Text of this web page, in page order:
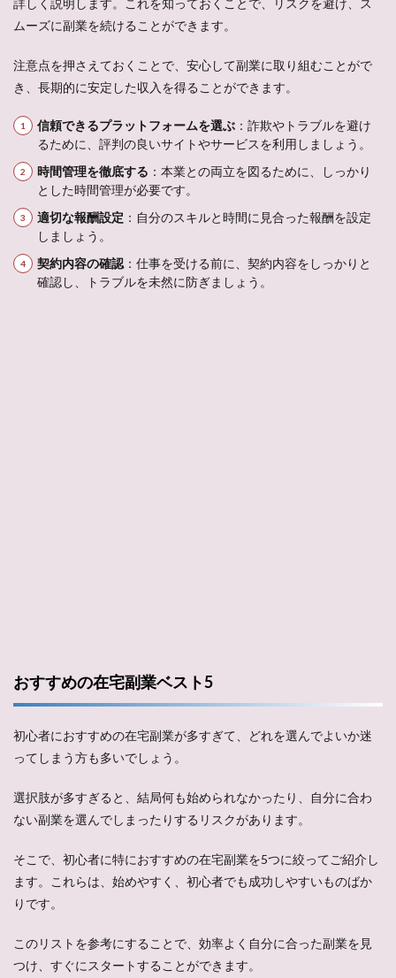
詳しく説明します。これを知っておくことで、リスクを避け、ス
ムーズに副業を続けることができます。
注意点を押さえておくことで、安心して副業に取り組むことがで
き、長期的に安定した収入を得ることができます。
信頼できるプラットフォームを選ぶ ：詐欺やトラブルを避け
るために、評判の良いサイトやサービスを利用しましょう。
時間管理を徹底する ：本業との両立を図るために、しっかり
とした時間管理が必要です。
適切な報酬設定 ：自分のスキルと時間に見合った報酬を設定
しましょう。
契約内容の確認 ：仕事を受ける前に、契約内容をしっかりと
確認し、トラブルを未然に防ぎましょう。
おすすめの在宅副業ベスト5
初心者におすすめの在宅副業が多すぎて、どれを選んでよいか迷
ってしまう方も多いでしょう。
選択肢が多すぎると、結局何も始められなかったり、自分に合わ
ない副業を選んでしまったりするリスクがあります。
そこで、初心者に特におすすめの在宅副業を5つに絞ってご紹介し
ます。これらは、始めやすく、初心者でも成功しやすいものばか
りです。
このリストを参考にすることで、効率よく自分に合った副業を見
つけ、すぐにスタートすることができます。